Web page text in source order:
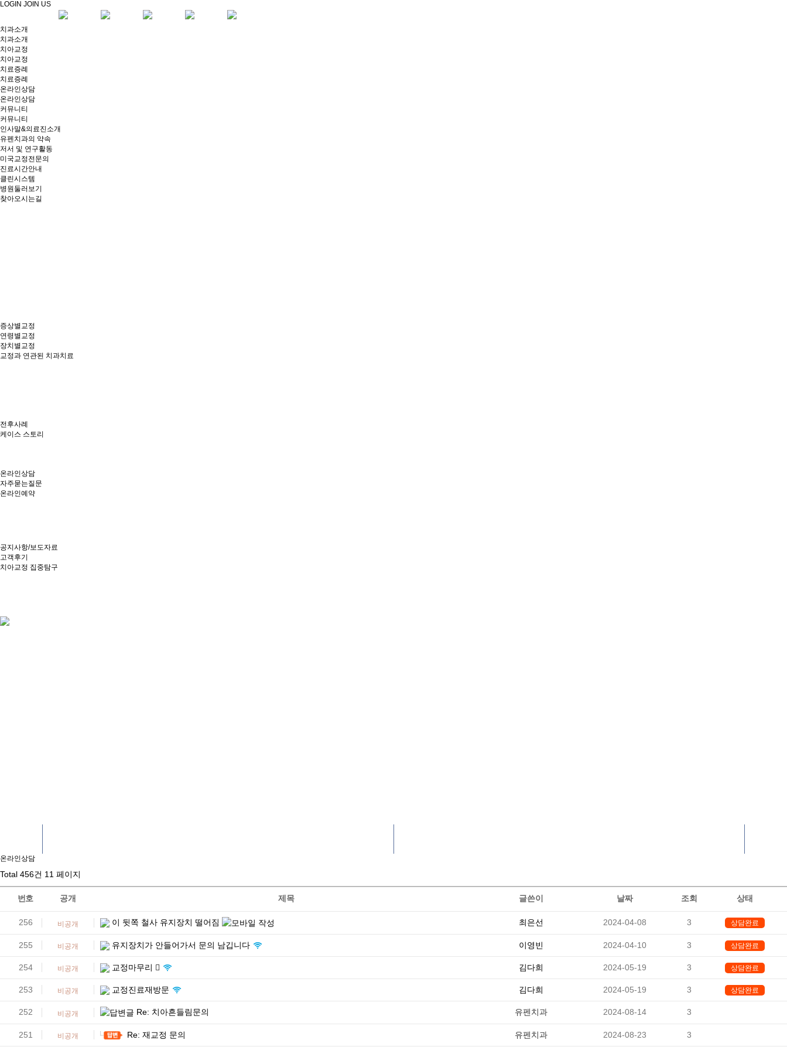
LOGIN JOIN US
치과소개
치과소개
치아교정
치아교정
치료증례
치료증례
온라인상담
온라인상담
커뮤니티
커뮤니티
인사말&의료진소개
유펜치과의 약속
저서 및 연구활동
미국교정전문의
진료시간안내
클린시스템
병원둘러보기
찾아오시는길
증상별교정
연령별교정
장치별교정
교정과 연관된 치과치료
전후사례
케이스 스토리
온라인상담
자주묻는질문
온라인예약
공지사항/보도자료
고객후기
치아교정 집중탐구
온라인상담
Total 456건 11 페이지
번호 공개 제목 글쓴이 날짜 조회 상태
256 비공개 이 뒷쪽 철사 유지장치 떨어짐 최은선 2024-04-08 3 상담완료
255 비공개 유지장치가 안들어가서 문의 남깁니다 이영빈 2024-04-10 3 상담완료
254 비공개 교정마무리 김다희 2024-05-19 3 상담완료
253 비공개 교정진료재방문 김다희 2024-05-19 3 상담완료
252 비공개 Re: 치아흔들림문의 유펜치과 2024-08-14 3
251 비공개 Re: 재교정 문의 유펜치과 2024-08-23 3